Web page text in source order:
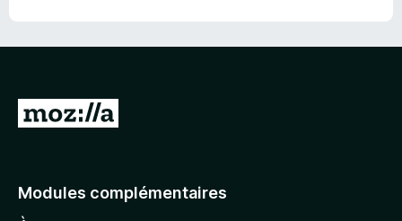
A
e
Modules complémentaires